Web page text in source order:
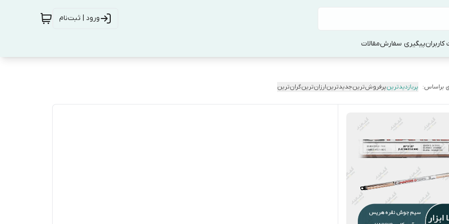
ورود | ثبت‌نام
پیگیری سفارشمقالات
براساس: پربازدیدترینپرفروش‌ترینجدیدترینارزان‌ترینگران‌ترین